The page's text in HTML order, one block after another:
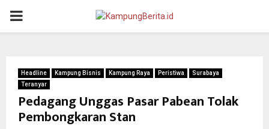
PRIMARY
Headline Kampung Bisnis Kampung Raya Peristiwa
Surabaya
Teranyar
Pedagang Unggas Pasar Pabean Tolak
Pembongkaran Stan